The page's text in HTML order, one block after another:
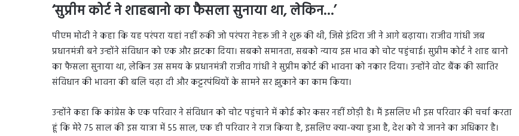
‘सुप्रीम कोर्ट ने शाहबानो का फैसला सुनाया था, लेकिन…’
पीएम मोदी ने कहा कि यह परंपरा यहां नहीं रुकी जो परंपरा नेहरू जी ने शुरू की थी, जिसे इंदिरा जी ने आगे बढ़ाया। राजीव गांधी जब
प्रधानमंत्री बने उन्होंने संविधान को एक और झटका दिया। सबको समानता, सबको न्याय इस भाव को चोट पहुंचाई। सुप्रीम कोर्ट ने शाह बानो
का फैसला सुनाया था, लेकिन उस समय के प्रधानमंत्री राजीव गांधी ने सुप्रीम कोर्ट की भावना को नकार दिया। उन्होंने वोट बैंक की खातिर
संविधान की भावना की बलि चढ़ा दी और कट्टरपंथियों के सामने सर झुकाने का काम किया।
उन्होंने कहा कि कांग्रेस के एक परिवार ने संविधान को चोट पहुंचाने में कोई कोर कसर नहीं छोड़ी है। मैं इसलिए भी इस परिवार की चर्चा करता
हूं कि मेरे 75 साल की इस यात्रा में 55 साल, एक ही परिवार ने राज किया है, इसलिए क्या-क्या हुआ है, देश को ये जानने का अधिकार है।